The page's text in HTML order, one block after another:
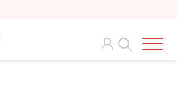
Search